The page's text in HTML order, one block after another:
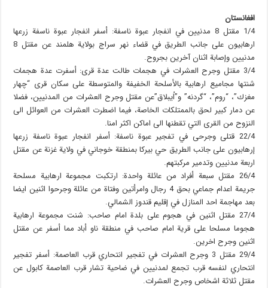
افغانستان
1/4 مقتل 8 مدنيين في انفجار عبوة ناسفة: أسفر انفجار عبوة ناسفة زرعها
ارهابيون على جانب الطريق في قضاء نهر سراج بولاية هلمند عن مقتل 8
مدنيين وإصابة اثنان آخرين بجروح.
3/4 مقتل وجرح العشرات في هجمات طالت عدة قرى: أسفرت عدة هجمات
شنتها مجاميع ارهابية بالأسلحة الخفيفة والمتوسطة على سكان قرى “چهار
مغزك”، “روم”، “گردنه” و”اُيبلاق”عن مقتل وجرح العشرات من المدنيين، فضلا
عن دمار كبير لحق بالممتلكات الخاصة، فيما اضطرت العشرات من العوائل الى
النزوح من القرى التي تقطنها الى اماكن اكثر امنا.
22/4 قتلى وجرحى في تفجير عبوة ناسفة: أسفر انفجار عبوة ناسفة زرعها
إرهابيون على جانب الطريق حي بيركا بمنطقة خوجاني في ولاية غزنة عن مقتل
اربعة مدنيين وتدمير مركبتهم.
26/4 مقتل سبعة أفراد من عائلة واحدة: ارتكبت مجموعة ارهابية مسلحة
جريمة اعدام جماعي بحق 4 رجال وامرأتين وفتاة من عائلة وجرحوا اثنين ايضا
بعد مهاجمة احد المنازل في إقليم قندوز الشمالي.
27/4 مقتل اثنين في هجوم على بلدة امام صاحب: شنت مجموعة ارهابية
هجوما مسلحا على قرية امام صاحب في منطقة ناو أباد مما أسفر عن مقتل
اثنين وجرح اخرين.
29/4 مقتل 3 وجرح العشرات في تفجير انتحاري قرب العاصمة: أسفر تفجير
انتحاري لنفسه قرب تجمع لمدنيين في ضاحية تشار قرب العاصمة كابول عن
مقتل ثلاثة اشخاص وجرح العشرات.